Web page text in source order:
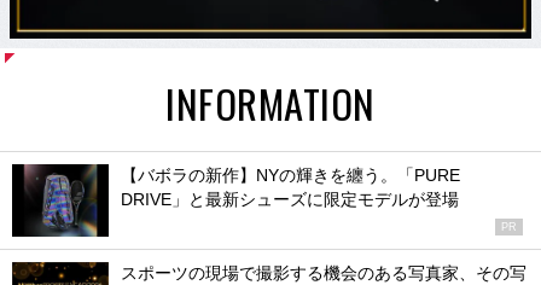
INFORMATION
【バボラの新作】NYの輝きを纏う。「PURE
DRIVE」と最新シューズに限定モデルが登場
PR
スポーツの現場で撮影する機会のある写真家、その写